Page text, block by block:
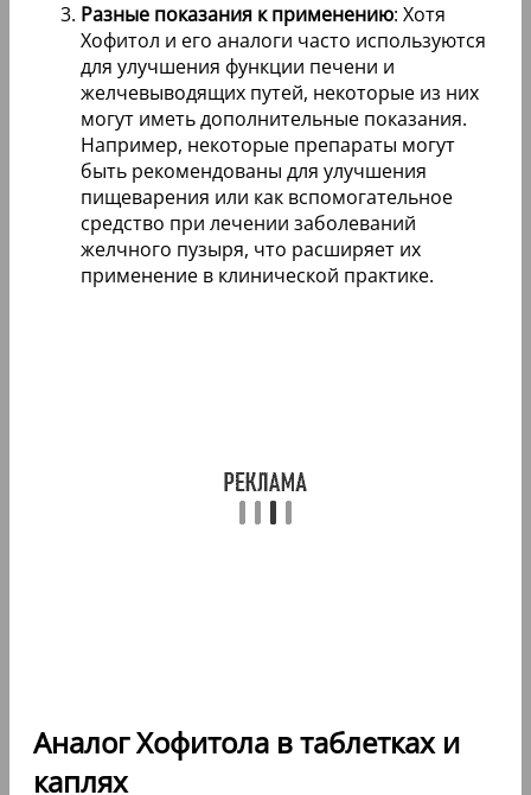
Разные показания к применению: Хотя
Хофитол и его аналоги часто используются
для улучшения функции печени и
желчевыводящих путей, некоторые из них
могут иметь дополнительные показания.
Например, некоторые препараты могут
быть рекомендованы для улучшения
пищеварения или как вспомогательное
средство при лечении заболеваний
желчного пузыря, что расширяет их
применение в клинической практике.
Аналог Хофитола в таблетках и
каплях